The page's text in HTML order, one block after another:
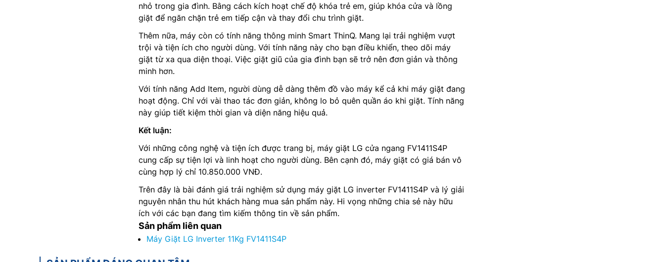
nhỏ trong gia đình. Bằng cách kích hoạt chế độ khóa trẻ em, giúp khóa cửa và lồng
giặt để ngăn chặn trẻ em tiếp cận và thay đổi chu trình giặt.
Thêm nữa, máy còn có tính năng thông minh Smart ThinQ. Mang lại trải nghiệm vượt
trội và tiện ích cho người dùng. Với tính năng này cho bạn điều khiển, theo dõi máy
giặt từ xa qua diện thoại. Việc giặt giũ của gia đình bạn sẽ trở nên đơn giản và thông
minh hơn.
Với tính năng Add Item, người dùng dễ dàng thêm đồ vào máy kể cả khi máy giặt đang
hoạt động. Chỉ với vài thao tác đơn giản, không lo bỏ quên quần áo khi giặt. Tính năng
này giúp tiết kiệm thời gian và diện năng hiệu quả.
Kết luận:
Với những công nghệ và tiện ích được trang bị, máy giặt LG cửa ngang FV1411S4P
cung cấp sự tiện lợi và linh hoạt cho người dùng. Bên cạnh đó, máy giặt có giá bán vô
cùng hợp lý chỉ 10.850.000 VNĐ.
Trên đây là bài đánh giá trải nghiệm sử dụng máy giặt LG inverter FV1411S4P và lý giải
nguyên nhân thu hút khách hàng mua sản phẩm này. Hi vọng những chia sẻ này hữu
ích với các bạn đang tìm kiếm thông tin về sản phẩm.
Sản phẩm liên quan
Máy Giặt LG Inverter 11Kg FV1411S4P